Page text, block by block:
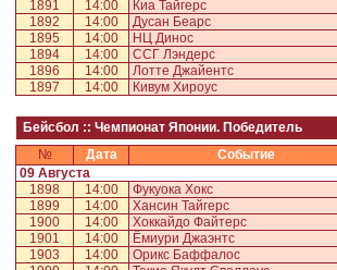
1891
14:00 Киа Тайгерс
1892
14:00 Дусан Беарс
1895
14:00 НЦ Динос
1894
14:00 ССГ Лэндерс
1896
14:00 Лотте Джайентс
1897
14:00 Кивум Хироус
Бейсбол :: Чемпионат Японии. Победитель
№
Дата Событие
09 Августа
1898
14:00 Фукуока Хокс
1899
14:00 Хансин Тайгерс
1900
14:00 Хоккайдо Файтерс
1901
14:00 Ёмиури Джаэнтс
1903
14:00 Орикс Баффалос